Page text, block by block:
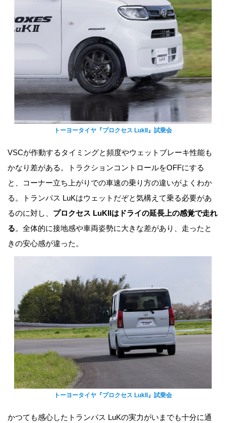
トーヨータイヤ『プロクセス LukII』試乗会
VSCが作動するタイミングと頻度やウェットブレーキ性能も
かなり差がある。トラクションコントロールをOFFにする
と、コーナー立ち上がりでの車速の乗り方の違いがよくわか
る。トランパス LuKはウェットだぞと気構えて乗る必要があ
るのに対し、 プロクセス LuKIIはドライの延長上の感覚で走れ
る。全体的に接地感や車両姿勢に大きな差があり、走ったと
きの安心感が違った。
トーヨータイヤ『プロクセス LukII』試乗会
かつても感心したトランパス LuKの実力がいまでも十分に通